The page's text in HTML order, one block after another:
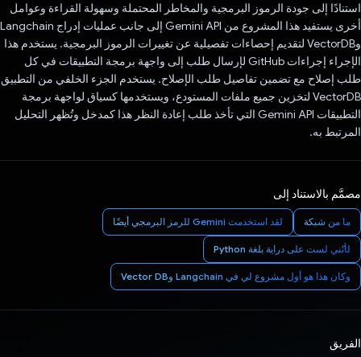
استنادًا إلى جودة الرموز البرمجية والمخاطر المحتملة وسهولة القراءة وعوامل
أخرى يستفيد هذا المشروع من Gemini API إلى جانب عمليات إدراج Langchain
وVectorDB لتقديم إحصاءات تفصيلية عن تغييرات الرموز البرمجية. يستخدم هذا
الإجراء إجراءات GitHub لإرسال طلب إلى واجهة برمجة التطبيقات في كل
طلب إصلاح مع تضمين تفاصيل طلب الإصلاح. يستخدم الجزء الخلفي من التطبيق
VectorDB لتخزين جميع ملفات المستودع، ويستخدمها كسياق لواجهة برمجة
التطبيقات Gemini API التي تأخذ طلب إعادة النظر هذا كمدخل وتُظهر التحليل
المرتبط به.
مصمَّم بالاستناد إلى
ما من شبكة لقد استخدمت Gemini للرمز البرمجي أيضًا
لأنّني لست على دراية بلغة Python
وكان هذا هو أول مشروع لي في Langchain وVector DB
الفريق